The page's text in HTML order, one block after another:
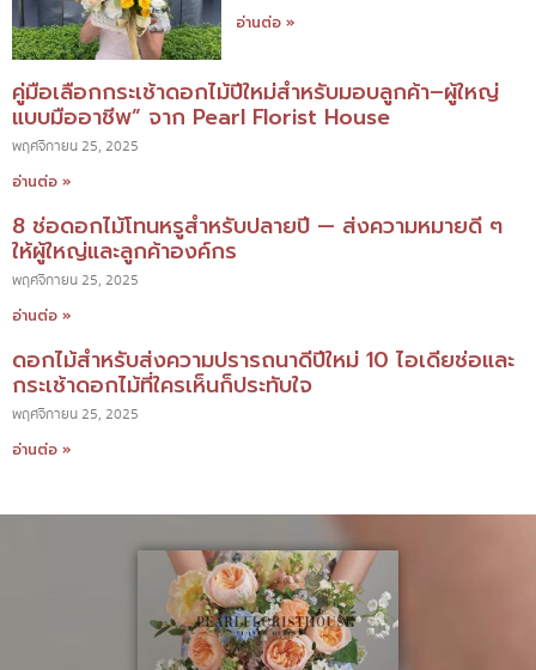
อ่านต่อ »
คู่มือเลือกกระเช้าดอกไม้ปีใหม่สำหรับมอบลูกค้า–ผู้ใหญ่
แบบมืออาชีพ” จาก Pearl Florist House
พฤศจิกายน 25, 2025
อ่านต่อ »
8 ช่อดอกไม้โทนหรูสำหรับปลายปี — ส่งความหมายดี ๆ
ให้ผู้ใหญ่และลูกค้าองค์กร
พฤศจิกายน 25, 2025
อ่านต่อ »
ดอกไม้สำหรับส่งความปรารถนาดีปีใหม่ 10 ไอเดียช่อและ
กระเช้าดอกไม้ที่ใครเห็นก็ประทับใจ
พฤศจิกายน 25, 2025
อ่านต่อ »